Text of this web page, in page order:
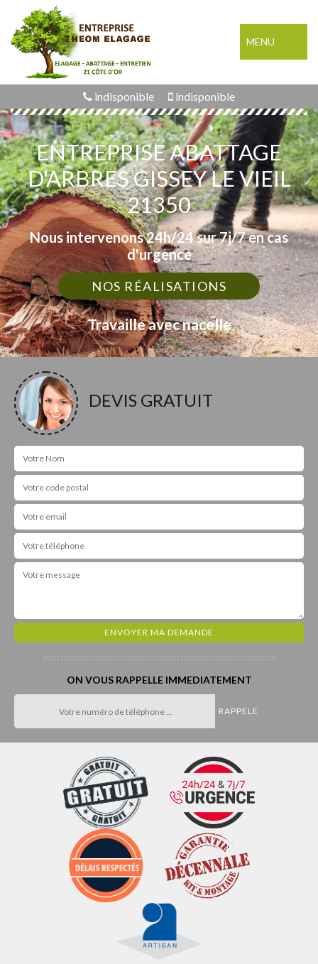
MENU
indisponible indisponible
ENTREPRISE ABATTAGE
D'ARBRES GISSEY LE VIEIL
21350
Nous intervenons 24h/24 sur 7j/7 en cas
d'urgence
NOS RÉALISATIONS
Travaille avec nacelle
DEVIS GRATUIT
ON VOUS RAPPELLE IMMEDIATEMENT